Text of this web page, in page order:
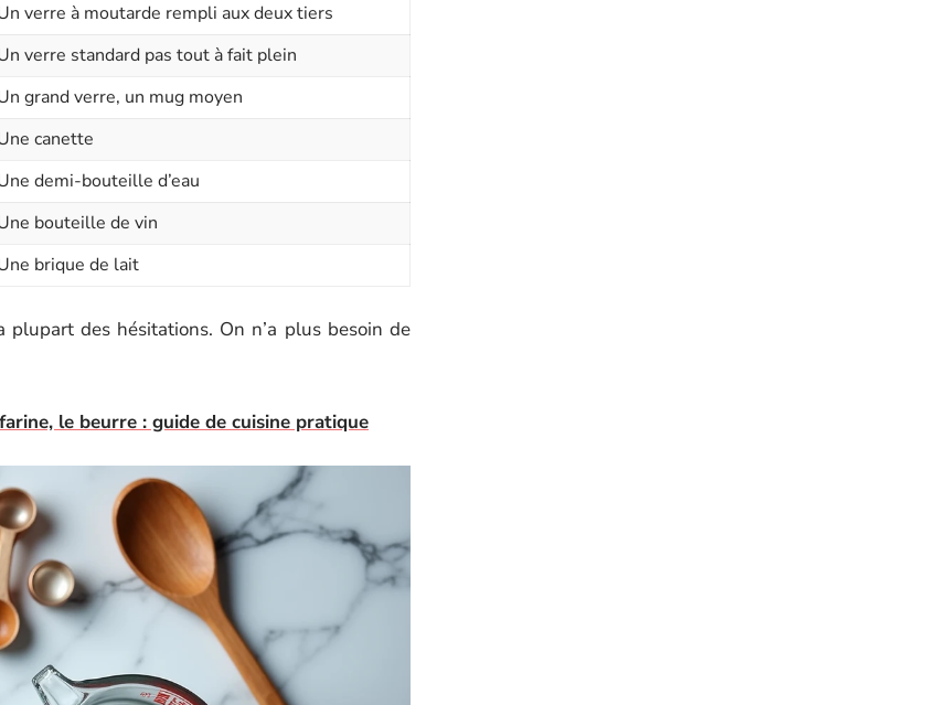
verre à moutarde rempli aux deux tiers
verre standard pas tout à fait plein
grand verre, un mug moyen
canette
demi-bouteille d’eau
bouteille de vin
brique de lait
des hésitations. On n’a plus besoin de
le beurre : guide de cuisine pratique